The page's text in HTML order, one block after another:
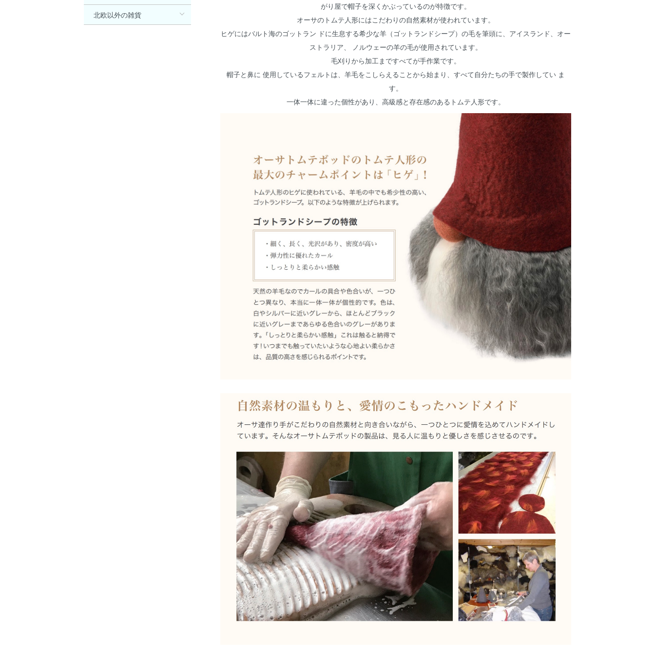
がり屋で帽子を深くかぶっているのが特徴です。
オーサのトムテ人形にはこだわりの自然素材が使われています。
ヒゲにはバルト海のゴットラン ドに生息する希少な羊（ゴットランドシープ）の毛を筆頭に、アイスランド、オー
ストラリア、 ノルウェーの羊の毛が使用されています。
毛刈りから加工まですべてが手作業です。
帽子と鼻に 使用しているフェルトは、羊毛をこしらえることから始まり、すべて自分たちの手で製作してい ま
す。
一体一体に違った個性があり、高級感と存在感のあるトムテ人形です。
北欧以外の雑貨